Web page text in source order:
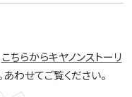
こちらからキヤノンストーリ
わせてご覧ください。